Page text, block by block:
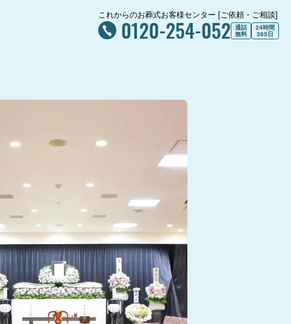
これからのお葬式お客様センター [ご依頼・ご相談]
0120-254-052 通話
無料
24時間
365日